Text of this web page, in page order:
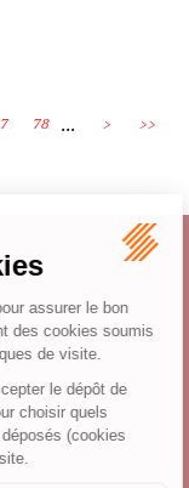
78 ... > >>